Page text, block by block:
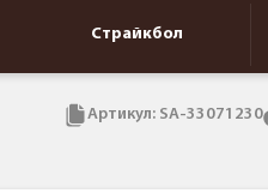
Страйкбол
Артикул: SA-33071230